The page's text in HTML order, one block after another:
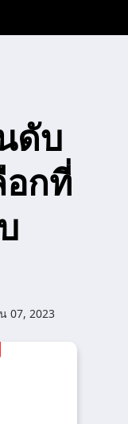
ดับ
อกที่
07, 2023